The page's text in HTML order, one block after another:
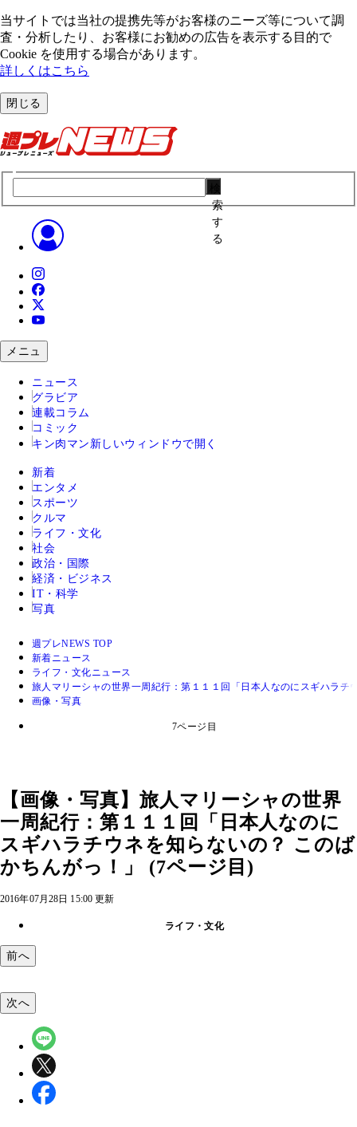
当サイトでは当社の提携先等がお客様のニーズ等について調
査・分析したり、お客様にお勧めの広告を表⽰する⽬的で
Cookie を使⽤する場合があります。
詳しくはこちら
閉じる
索
す
る
メニュ
ニュース
グラビア
連載コラム
コミック
キン肉マン 新しいウィンドウで開く
新着
エンタメ
スポーツ
クルマ
ライフ・文化
社会
政治・国際
経済・ビジネス
IT・科学
写真
週プレNEWS TOP
新着ニュース
ライフ・文化ニュース
旅人マリーシャの世界一周紀行：第１１１回「日本人なのにスギハラチ
画像・写真
7ページ目
【画像・写真】旅人マリーシャの世界
一周紀行：第１１１回「日本人なのに
スギハラチウネを知らないの？ このば
かちんがっ！」 (7ページ目)
2016年07月28日 15:00 更新
ライフ・文化
前へ
次へ